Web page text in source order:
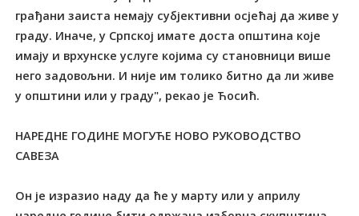
грађани заиста немају субјективни осјећај да живе у
граду. Иначе, у Српској имате доста општина које
имају и врхунске услуге којима су становници више
него задовољни. И није им толико битно да ли живе
у општини или у граду", рекао је Ћосић.
НАРЕДНЕ ГОДИНЕ МОГУЋЕ НОВО РУКОВОДСТВО
САВЕЗА
Он је изразио наду да ће у марту или у априлу